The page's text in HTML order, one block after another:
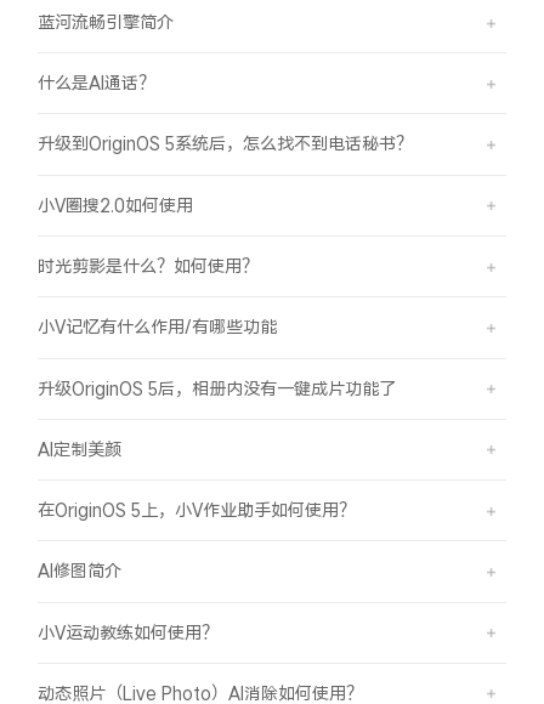
蓝河流畅引擎简介
什么是AI通话？
升级到OriginOS 5系统后，怎么找不到电话秘书？
小V圈搜2.0如何使用
时光剪影是什么？如何使用？
小V记忆有什么作用/有哪些功能
升级OriginOS 5后，相册内没有一键成片功能了
AI定制美颜
在OriginOS 5上，小V作业助手如何使用？
AI修图简介
小V运动教练如何使用？
动态照片（Live Photo）AI消除如何使用？